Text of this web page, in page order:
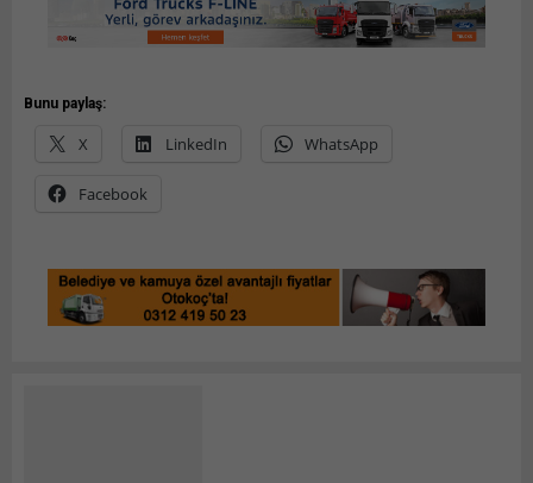
Bunu paylaş:
X LinkedIn WhatsApp
Facebook